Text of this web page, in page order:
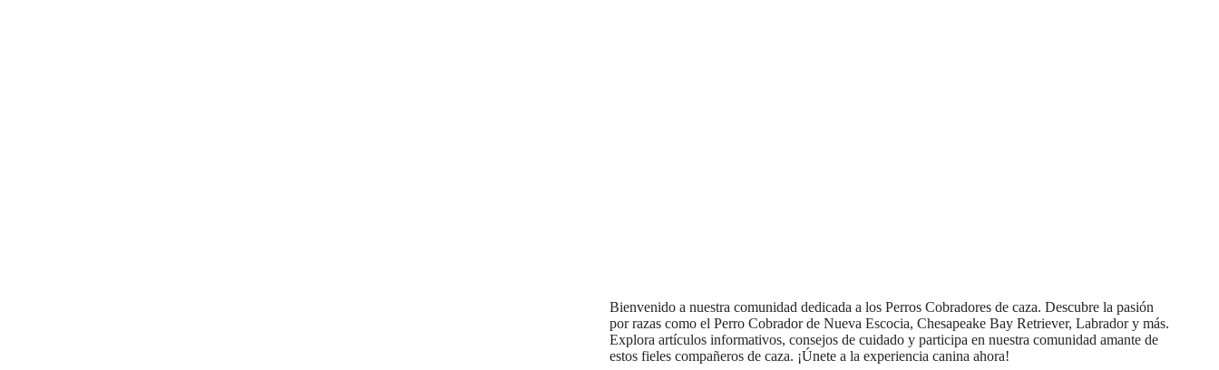
Bienvenido a nuestra comunidad dedicada a los Perros Cobradores de caza. Descubre la pasión
por razas como el Perro Cobrador de Nueva Escocia, Chesapeake Bay Retriever, Labrador y más.
Explora artículos informativos, consejos de cuidado y participa en nuestra comunidad amante de
estos fieles compañeros de caza. ¡Únete a la experiencia canina ahora!